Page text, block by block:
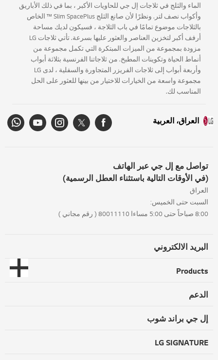
الماء والثلج في ثلاجات إل جي للحاويات الأكبر ، بما في ذلك الأباريق
وأكواب نصف لتر. ونظرًا لأن صانع الثلج Slim SpacePlus ™ الخاص
بالثلاجات موضوع تمامًا في باب الثلاجة ، فسيكون لديك مساحة
أرفف أكبر لتخزين العناصر والعثور عليها بسرعة. تأتي ثلاجات LG
مزودة بمجموعة من الميزات المبتكرة التي تكمل مجموعة من
أنماط الحياة وتكوينات المطبخ. من ثلاجاتنا الفرنسية بثلاثة أبواب
وأربعة أبواب إلى ثلاجات الفريزر المتجاورة والسفلية ، لدى LG
مجموعة واسعة من الخيارات للاختيار من بينها للعثور على الحل
المناسب لك.
العراق، العربية
تواصل مع إل جي عبر الهاتف
(في الأوقات التالية باستثناء العطل الرسمية)
العراق
السبت حتى الخميس:
8:00 صباحاً حتى 5:00 مساءا 80011110 ( رقم مجاني )
البريد الالكتروني
Products
الدعم
إل جي براند شوب
LG SIGNATURE